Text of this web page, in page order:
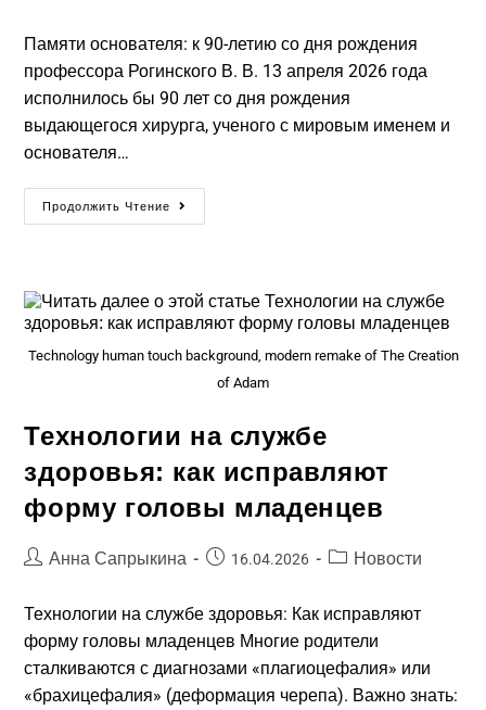
Памяти основателя: к 90-летию со дня рождения
профессора Рогинского В. В. 13 апреля 2026 года
исполнилось бы 90 лет со дня рождения
выдающегося хирурга, ученого с мировым именем и
основателя…
Продолжить Чтение
Technology human touch background, modern remake of The Creation
of Adam
Технологии на службе
здоровья: как исправляют
форму головы младенцев
Анна Сапрыкина 16.04.2026 Новости
Технологии на службе здоровья: Как исправляют
форму головы младенцев Многие родители
сталкиваются с диагнозами «плагиоцефалия» или
«брахицефалия» (деформация черепа). Важно знать: